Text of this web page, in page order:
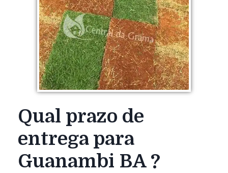
Qual prazo de
entrega para
Guanambi BA ?